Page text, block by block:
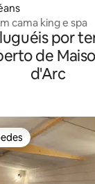
cama king e spa
por
de
d'Arc